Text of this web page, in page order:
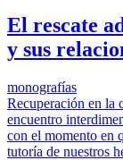
El rescate
y sus
monografías
Recuperación en la
encuentro
con el momento en
tutoría de nuestros